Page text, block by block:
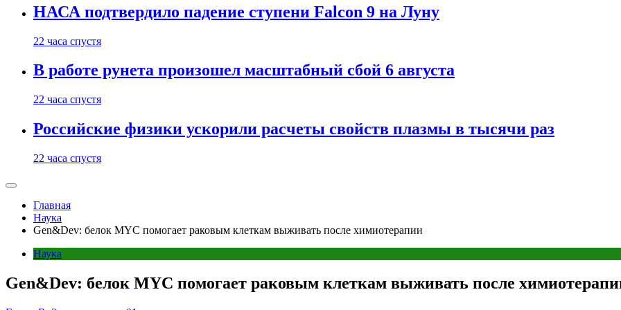
НАСА подтвердило падение ступени Falcon 9 на Луну
22 часа спустя
В работе рунета произошел масштабный сбой 6 августа
22 часа спустя
Российские физики ускорили расчеты свойств плазмы в тысячи раз
22 часа спустя
Главная
Наука
Gen&Dev: белок MYC помогает раковым клеткам выживать после химиотерапии
Наука
Gen&Dev: белок MYC помогает раковым клеткам выживать после